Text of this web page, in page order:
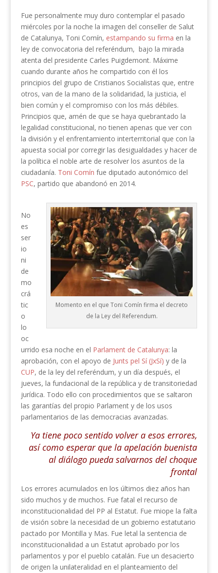
Fue personalmente muy duro contemplar el pasado
miércoles por la noche la imagen del conseller de Salut
de Catalunya, Toni Comín, estampando su firma en la
ley de convocatoria del referéndum, bajo la mirada
atenta del presidente Carles Puigdemont. Máxime
cuando durante años he compartido con él los
principios del grupo de Cristianos Socialistas que, entre
otros, van de la mano de la solidaridad, la justicia, el
bien común y el compromiso con los más débiles.
Principios que, amén de que se haya quebrantado la
legalidad constitucional, no tienen apenas que ver con
la división y el enfrentamiento interterritorial que con la
apuesta social por corregir las desigualdades y hacer de
la política el noble arte de resolver los asuntos de la
ciudadanía. Toni Comín fue diputado autonómico del
PSC, partido que abandonó en 2014.
Momento en el que Toni Comín firma el decreto
de la Ley del Referendum.
No
es
ser
io
ni
de
mo
crá
tic
o
lo
oc
urrido esa noche en el Parlament de Catalunya: la
aprobación, con el apoyo de Junts pel Sí (JxSí) y de la
CUP, de la ley del referéndum, y un día después, el
jueves, la fundacional de la república y de transitoriedad
jurídica. Todo ello con procedimientos que se saltaron
las garantías del propio Parlament y de los usos
parlamentarios de las democracias avanzadas.
Ya tiene poco sentido volver a esos errores,
así como esperar que la apelación buenista
al diálogo pueda salvarnos del choque
frontal
Los errores acumulados en los últimos diez años han
sido muchos y de muchos. Fue fatal el recurso de
inconstitucionalidad del PP al Estatut. Fue miope la falta
de visión sobre la necesidad de un gobierno estatutario
pactado por Montilla y Mas. Fue letal la sentencia de
inconstitucionalidad a un Estatut aprobado por los
parlamentos y por el pueblo catalán. Fue un desacierto
de origen la unilateralidad en el planteamiento del